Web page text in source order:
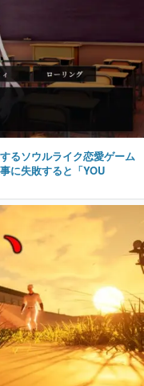
るソウルライク恋愛ゲーム
に失敗すると「YOU